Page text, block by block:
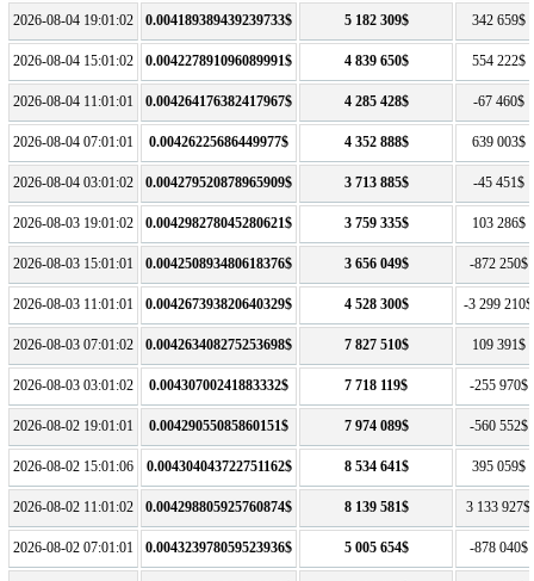
2026-08-04 19:01:02 0.004189389439239733$ 5 182 309$ 342 659$
2026-08-04 15:01:02 0.004227891096089991$ 4 839 650$ 554 222$
2026-08-04 11:01:01 0.004264176382417967$ 4 285 428$ -67 460$
2026-08-04 07:01:01 0.00426225686449977$ 4 352 888$ 639 003$
2026-08-04 03:01:02 0.004279520878965909$ 3 713 885$ -45 451$
2026-08-03 19:01:02 0.004298278045280621$ 3 759 335$ 103 286$
2026-08-03 15:01:01 0.004250893480618376$ 3 656 049$ -872 250$
2026-08-03 11:01:01 0.004267393820640329$ 4 528 300$ -3 299 210$
2026-08-03 07:01:02 0.004263408275253698$ 7 827 510$ 109 391$
2026-08-03 03:01:02 0.00430700241883332$ 7 718 119$ -255 970$
2026-08-02 19:01:01 0.00429055085860151$ 7 974 089$ -560 552$
2026-08-02 15:01:06 0.004304043722751162$ 8 534 641$ 395 059$
2026-08-02 11:01:02 0.004298805925760874$ 8 139 581$ 3 133 927$
2026-08-02 07:01:01 0.004323978059523936$ 5 005 654$ -878 040$